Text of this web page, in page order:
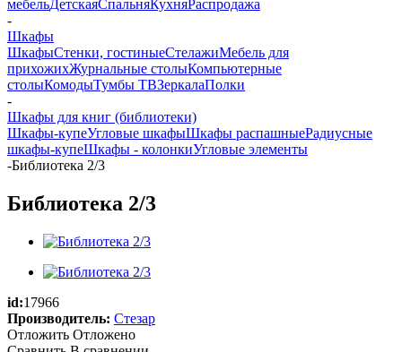
мебельДетскаяСпальняКухняРаспродажа
-
Шкафы
ШкафыСтенки, гостиныеСтелажиМебель для
прихожихЖурнальные столыКомпьютерные
столыКомодыТумбы ТВЗеркалаПолки
-
Шкафы для книг (библиотеки)
Шкафы-купеУгловые шкафыШкафы распашныеРадиусные
шкафы-купеШкафы - колонкиУгловые элементы
-Библиотека 2/3
Библиотека 2/3
id:17966
Производитель: Стезар
Отложить Отложено